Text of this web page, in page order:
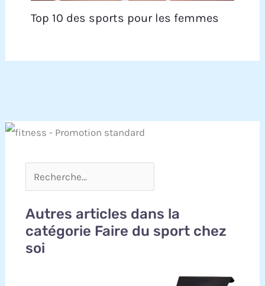
Top 10 des sports pour les femmes
Autres articles dans la
catégorie Faire du sport chez
soi